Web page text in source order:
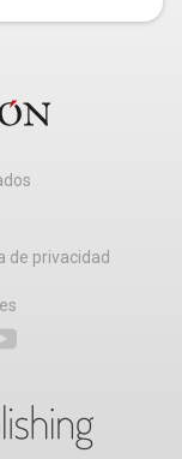
de privacidad